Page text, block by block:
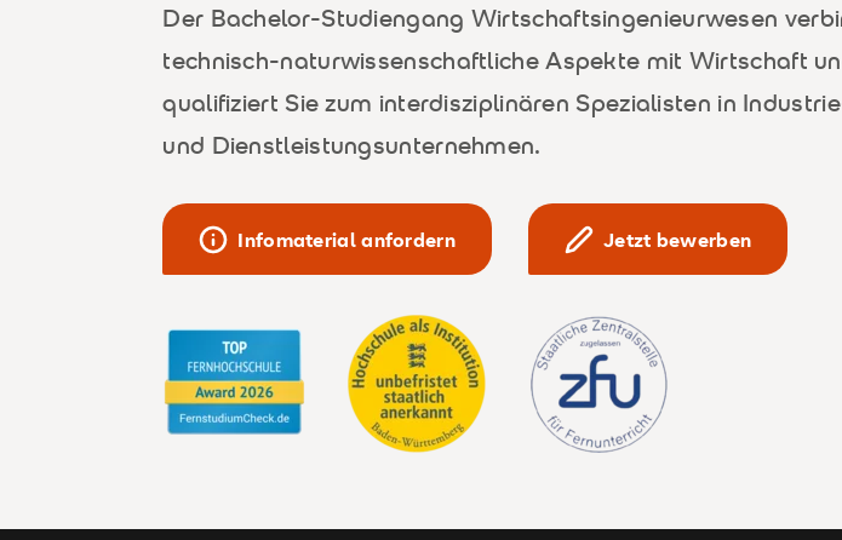
Der Bachelor-Studiengang Wirtschaftsingenieurwesen
technisch-naturwissenschaftliche Aspekte mit Wirtschaft
qualifiziert Sie zum interdisziplinären Spezialisten in
und Dienstleistungsunternehmen.
Infomaterial anfordern Jetzt bewerben